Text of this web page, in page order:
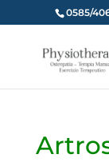
0585/